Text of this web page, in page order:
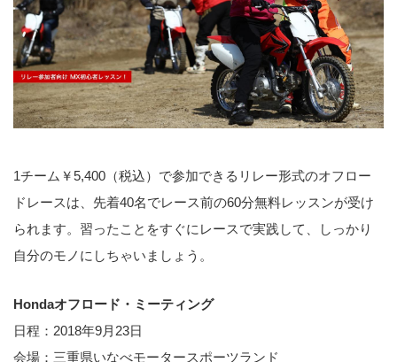
1チーム￥5,400（税込）で参加できるリレー形式のオフロー
ドレースは、先着40名でレース前の60分無料レッスンが受け
られます。習ったことをすぐにレースで実践して、しっかり
自分のモノにしちゃいましょう。
Hondaオフロード・ミーティング
日程：2018年9月23日
会場：三重県いなべモータースポーツランド